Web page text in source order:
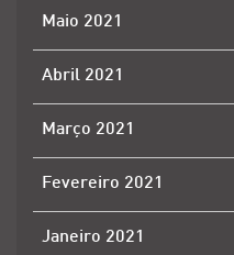
Maio 2021
Abril 2021
Março 2021
Fevereiro 2021
Janeiro 2021